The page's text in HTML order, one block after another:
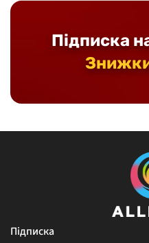
Підписка
Підписка